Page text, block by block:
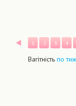
Назад
1 2 3 4
Вагітність по